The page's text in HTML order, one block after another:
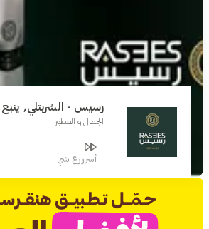
رسيس - الشربتلي, ينبع
الجمال و العطور
أسرررع شي